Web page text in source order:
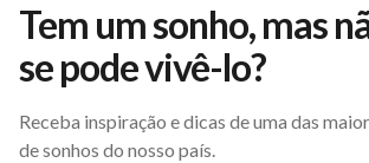
Tem um sonho, mas
se pode vivê-lo?
Receba inspiração e dicas de uma das
de sonhos do nosso país.